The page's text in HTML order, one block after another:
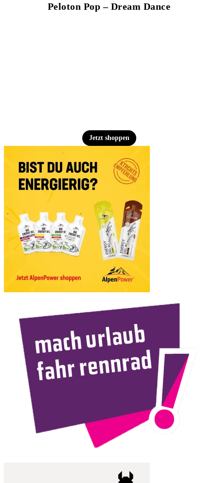
Peloton Pop – Dream Dance
Jetzt shoppen